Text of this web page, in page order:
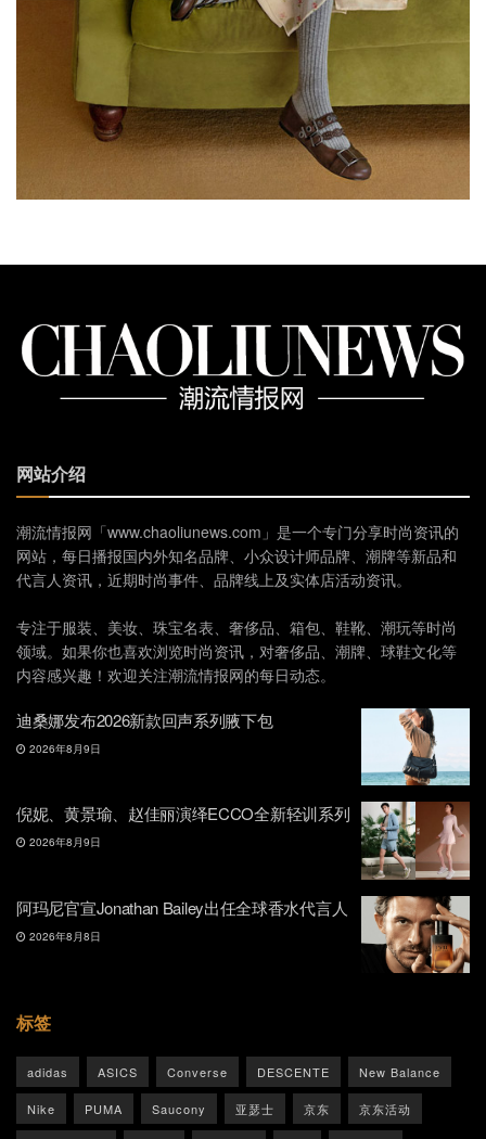
网站介绍
潮流情报网「www.chaoliunews.com」是一个专门分享时尚资讯的
网站，每日播报国内外知名品牌、小众设计师品牌、潮牌等新品和
代言人资讯，近期时尚事件、品牌线上及实体店活动资讯。
专注于服装、美妆、珠宝名表、奢侈品、箱包、鞋靴、潮玩等时尚
领域。如果你也喜欢浏览时尚资讯，对奢侈品、潮牌、球鞋文化等
内容感兴趣！欢迎关注潮流情报网的每日动态。
迪桑娜发布2026新款回声系列腋下包
2026年8月9日
倪妮、黄景瑜、赵佳丽演绎ECCO全新轻训系列
2026年8月9日
阿玛尼官宣Jonathan Bailey出任全球香水代言人
2026年8月8日
标签
adidas ASICS Converse DESCENTE New Balance
Nike PUMA Saucony 亚瑟士 京东 京东活动